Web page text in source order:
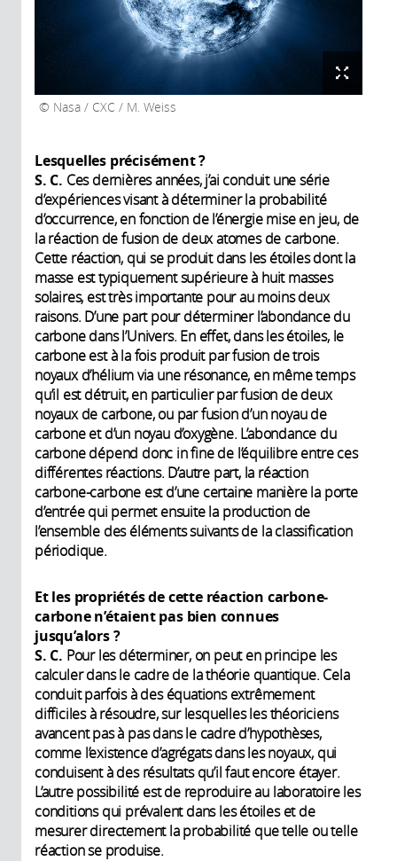
Nasa / CXC / M. Weiss
Lesquelles précisément ?
S. C. Ces dernières années, j’ai conduit une série
d’expériences visant à déterminer la probabilité
d’occurrence, en fonction de l’énergie mise en jeu, de
la réaction de fusion de deux atomes de carbone.
Cette réaction, qui se produit dans les étoiles dont la
masse est typiquement supérieure à huit masses
solaires, est très importante pour au moins deux
raisons. D’une part pour déterminer l’abondance du
carbone dans l’Univers. En effet, dans les étoiles, le
carbone est à la fois produit par fusion de trois
noyaux d’hélium via une résonance, en même temps
qu’il est détruit, en particulier par fusion de deux
noyaux de carbone, ou par fusion d’un noyau de
carbone et d’un noyau d’oxygène. L’abondance du
carbone dépend donc in fine de l’équilibre entre ces
différentes réactions. D’autre part, la réaction
carbone-carbone est d’une certaine manière la porte
d’entrée qui permet ensuite la production de
l’ensemble des éléments suivants de la classification
périodique.
Et les propriétés de cette réaction carbone-
carbone n’étaient pas bien connues
jusqu’alors ?
S. C. Pour les déterminer, on peut en principe les
calculer dans le cadre de la théorie quantique. Cela
conduit parfois à des équations extrêmement
difficiles à résoudre, sur lesquelles les théoriciens
avancent pas à pas dans le cadre d’hypothèses,
comme l’existence d’agrégats dans les noyaux, qui
conduisent à des résultats qu’il faut encore étayer.
L’autre possibilité est de reproduire au laboratoire les
conditions qui prévalent dans les étoiles et de
mesurer directement la probabilité que telle ou telle
réaction se produise.